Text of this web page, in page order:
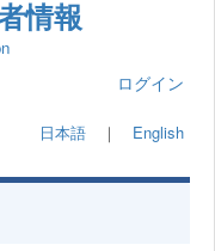
情報
ログイン
日本語 ｜ English